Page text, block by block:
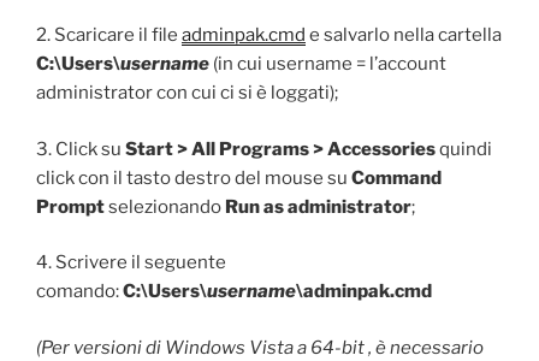
2. Scaricare il file adminpak.cmd e salvarlo nella cartella
C:\Users\username (in cui username = l’account
administrator con cui ci si è loggati);
3. Click su Start > All Programs > Accessoriesquindi
click con il tasto destro del mouse su Command
Promptselezionando Run as administrator;
4. Scrivere il seguente
comando:C:\Users\username\adminpak.cmd
(Per versioni di Windows Vista a 64-bit , è necessario